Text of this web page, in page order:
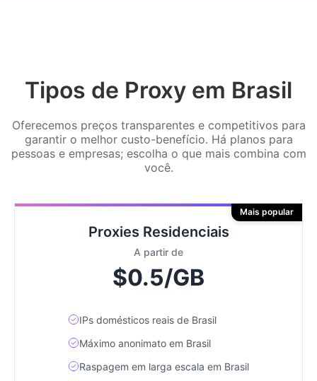
Tipos de Proxy em Brasil
Oferecemos preços transparentes e competitivos para
garantir o melhor custo-benefício. Há planos para
pessoas e empresas; escolha o que mais combina com
você.
Proxies Residenciais
A partir de
$0.5/GB
IPs domésticos reais de Brasil
Máximo anonimato em Brasil
Raspagem em larga escala em Brasil
Mais popular